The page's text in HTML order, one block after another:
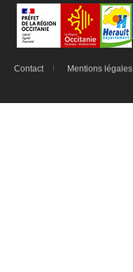
Contact Mentions légales